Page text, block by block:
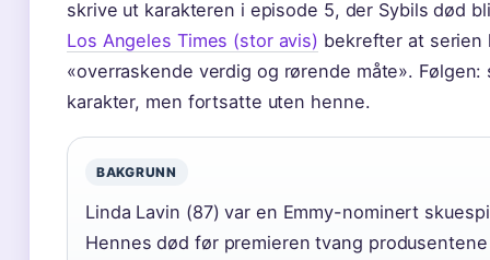
skrive ut karakteren i episode 5, der Sybils død
Los Angeles Times (stor avis) bekrefter at
«overraskende verdig og rørende måte».
karakter, men fortsatte uten henne.
BAKGRUNN
Linda Lavin (87) var en Emmy-nominert
Hennes død før premieren tvang